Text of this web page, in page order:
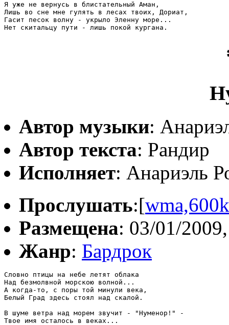
Я уже не вернусь в блистательный Аман,
Лишь во сне мне гулять в лесах твоих, Дориат,
Гасит песок волну - укрыло Эленну море...
Нет скитальцу пути - лишь покой кургана.
Автор музыки:
Автор текста: Рандир
Исполняет: Анариэль
Прослушать:[wma,600k
Размещена: 03/01/
Жанр: Бардрок
Словно птицы на небе летят облака
Над безмолвной морскою волной...
А когда-то, с поры той минули века,
Белый Град здесь стоял над скалой.
В шуме ветра над морем звучит - "Нуменор!" -
Твое имя осталось в веках...